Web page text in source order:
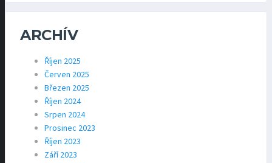
ARCHÍV
Říjen 2025
Červen 2025
Březen 2025
Říjen 2024
Srpen 2024
Prosinec 2023
Říjen 2023
Září 2023